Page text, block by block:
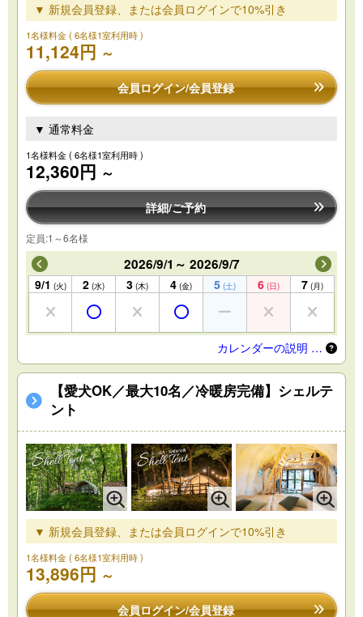
▼ 新規会員登録、または会員ログインで10%引き
1名様料金( 6名様1室利用時 )
11,124円 ～
会員ログイン/会員登録
▼ 通常料金
1名様料金( 6名様1室利用時 )
12,360円 ～
詳細/ご予約
定員:1～6名様
2026/9/1～ 2026/9/7
9/1 (火) 2 (水) 3 (木) 4 (金) 5 (土) 6 (日) 7 (月)
カレンダーの説明 …
【愛犬OK／最大10名／冷暖房完備】シェルテ
ント
▼ 新規会員登録、または会員ログインで10%引き
1名様料金( 6名様1室利用時 )
13,896円 ～
会員ログイン/会員登録